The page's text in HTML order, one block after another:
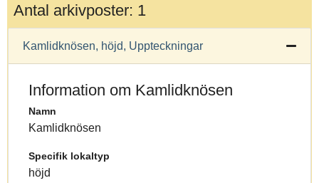
Antal arkivposter: 1
Kamlidknösen, höjd, Uppteckningar
Information om Kamlidknösen
Namn
Kamlidknösen
Specifik lokaltyp
höjd